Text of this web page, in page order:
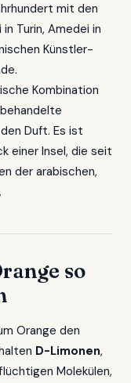
mit den
Turin, Amedei in
Künstler-
Kombination
Duft. Es ist
einer Insel, die seit
der arabischen,
so
Orange den
D-Limonen,
Molekülen,